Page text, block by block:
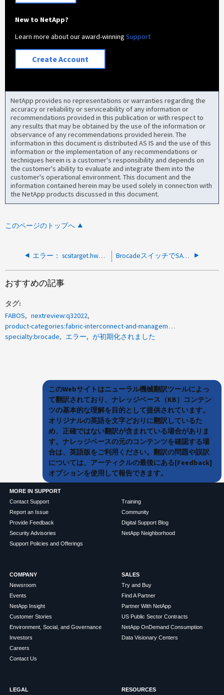
New to NetApp?
Learn more about our award-winningSupport
Create Account
NetApp provides no representations or warranties regarding the
accuracy or reliability or serviceability of any information or
recommendations provided in this publication or with respect to
any results that may be obtained by the use of the information or
observance of any recommendations provided herein. The
information in this document is distributed AS IS and the use of this
information or the implementation of any recommendations or
techniques herein is a customer's responsibility and depends on
the customer's ability to evaluate and integrate them into the
customer's operational environment. This document and the
information contained herein may be used solely in connection with
the NetApp products discussed in this document.
このページのトップへ
エラー： scsitarget.hwpfct.els.rjt ： Fibre Channel ELS 要求がアダプタから送信されました BrocadeスイッチでSAN Healthレポートを実行中にエラーが発生しました
おすすめの記事
タグ
FABOS
nextreview:q32022
product-categories:fabric-interconnect-and-management-switches
specialty:brocade
エラー が初期化されました
このWebサイトはニューラル機械翻訳ツールによっ
て翻訳されており、ナレッジベース（KB）コンテン
ツの基本的な理解を目的として提供されています。
オリジナルの英語を文字どおりに翻訳しているた
め、正確ではない翻訳が含まれている場合がありま
す。ナレッジベースの元のコンテンツを確認する場
合は、英語版をご利用ください。翻訳の問題や誤訳
については、アーティクルの最後にある[Feedback]
オプションを使用して報告できます。
MORE IN SUPPORT
Contact Support
Report an Issue
Provide Feedback
Security Advisories
Support Policies and Offerings
Training
Community
Digital Support Blog
NetApp Neighborhood
COMPANY
Newsroom
Events
NetApp Insight
Customer Stories
Environment, Social, and Governance
Investors
Careers
Contact Us
SALES
Try and Buy
Find A Partner
Partner With NetApp
US Public Sector Contracts
NetApp OnDemand Consumption
Data Visionary Centers
LEGAL RESOURCES